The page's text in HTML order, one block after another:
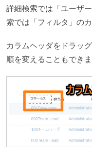
詳細検索では「ユーザ
索では「フィルタ」の
カラムヘッダをドラッ
順を変えることもできま